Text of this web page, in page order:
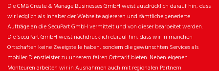
Die CMB Create & Manage Businesses GmbH weist ausdrücklich darauf hin, dass
wir ledglich als Inhaber der Webseite agiereren und sämtliche generierte
Aufträge an die SecuPart GmbH vermittelt und von dieser bearbeitet werden.
Die SecuPart GmbH weist nachdrücklich darauf hin, dass wir in manchen
Ortschaften keine Zweigstelle haben, sondern die gewünschten Services als
mobiler Dienstleister zu unserem fairen Ortstarif bieten. Neben eigenen
Monteuren arbeiten wir in Ausnahmen auch mit regionalen Partnern